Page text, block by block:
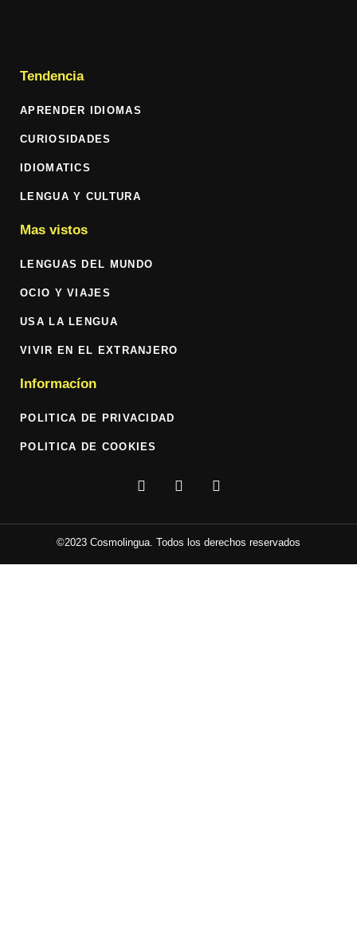
Tendencia
APRENDER IDIOMAS
CURIOSIDADES
IDIOMATICS
LENGUA Y CULTURA
Mas vistos
LENGUAS DEL MUNDO
OCIO Y VIAJES
USA LA LENGUA
VIVIR EN EL EXTRANJERO
Informacíon
POLITICA DE PRIVACIDAD
POLITICA DE COOKIES
F
e
b
T
t
t
I
t
a
©2023 Cosmolingua. Todos los derechos reservados